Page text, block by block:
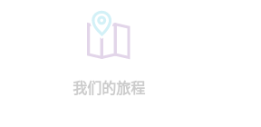
我们的旅程